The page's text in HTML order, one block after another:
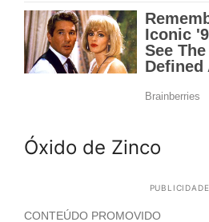
Óxido de Zinco
PUBLICIDADE